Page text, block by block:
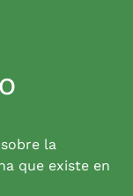
la
que existe en